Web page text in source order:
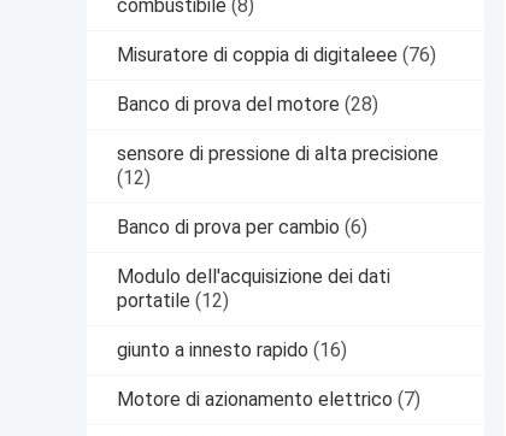
combustibile (8)
Misuratore di coppia di digitaleee (76)
Banco di prova del motore (28)
sensore di pressione di alta precisione
(12)
Banco di prova per cambio (6)
Modulo dell'acquisizione dei dati
portatile (12)
giunto a innesto rapido (16)
Motore di azionamento elettrico (7)